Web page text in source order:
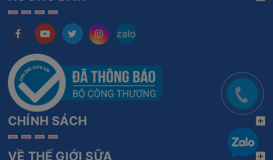
zalo
CHÍNH SÁCH
VỀ THẾ GIỚI SỮA